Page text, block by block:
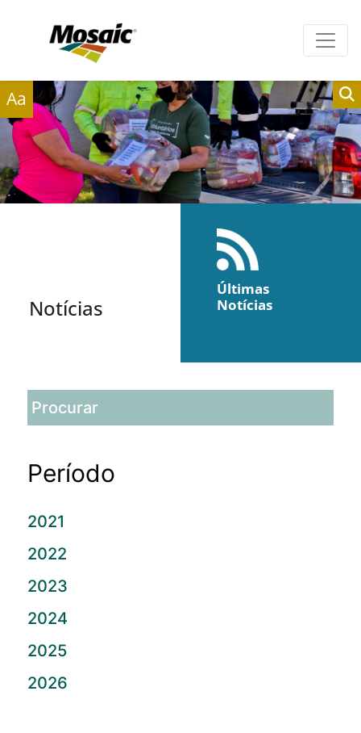
Fornecedores
Aa
Notícias
Últimas
Notícias
Período
2021
2022
2023
2024
2025
2026